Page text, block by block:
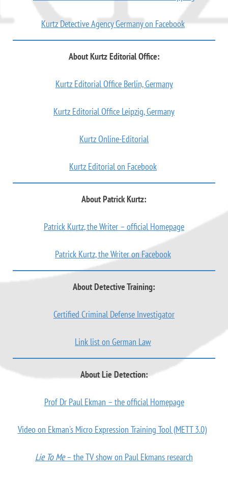
Kurtz Detective Agency Germany on Facebook
About Kurtz Editorial Office:
Kurtz Editorial Office Berlin, Germany
Kurtz Editorial Office Leipzig, Germany
Kurtz Online-Editorial
Kurtz Editorial on Facebook
About Patrick Kurtz:
Patrick Kurtz, the Writer – official Homepage
Patrick Kurtz, the Writer on Facebook
About Detective Training:
Certified Criminal Defense Investigator
Link list on German Law
About Lie Detection:
Prof Dr Paul Ekman – the official Homepage
Video on Ekman's Micro Expression Training Tool (METT 3.0)
Lie To Me– the TV show on Paul Ekmans research